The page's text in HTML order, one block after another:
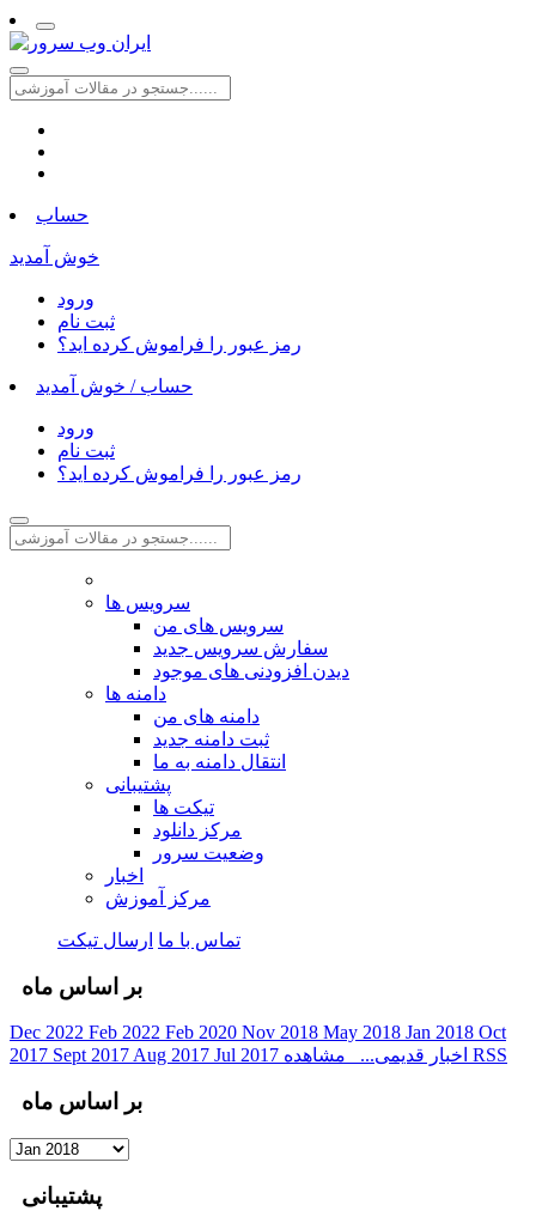
حساب
خوش آمدید
ورود
ثبت نام
رمز عبور را فراموش کرده اید؟
حساب / خوش آمدید
ورود
ثبت نام
رمز عبور را فراموش کرده اید؟
سرویس ها
سرویس های من
سفارش سرویس جدید
دیدن افزودنی های موجود
دامنه ها
دامنه های من
ثبت دامنه جدید
انتقال دامنه به ما
پشتیبانی
تیکت ها
مرکز دانلود
وضعیت سرور
اخبار
مرکز آموزش
تماس با ما ارسال تیکت
بر اساس ماه
Dec 2022 Feb 2022 Feb 2020 Nov 2018 May 2018 Jan 2018 Oct
2017 Sept 2017Aug 2017 Jul 2017 اخبار قدیمی... مشاهده RSS
بر اساس ماه
پشتیبانی